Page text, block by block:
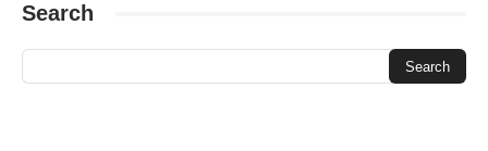
Search